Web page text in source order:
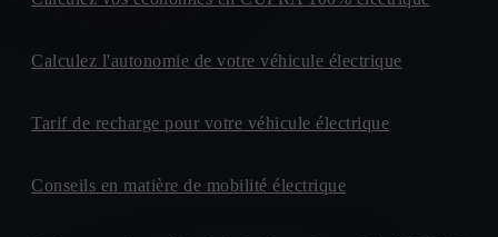
Calculez l'autonomie de votre véhicule électrique
Tarif de recharge pour votre véhicule électrique
Conseils en matière de mobilité électrique